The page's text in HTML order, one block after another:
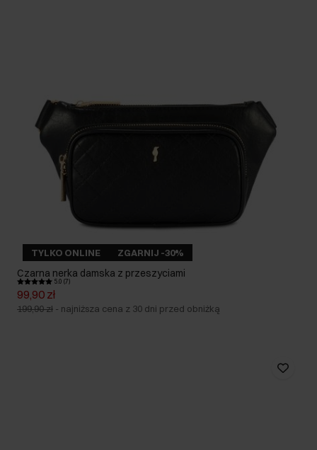
TYLKO ONLINE ZGARNIJ -30%
Czarna nerka damska z przeszyciami
5.0 (7)
99,90 zł
199,90 zł - najniższa cena z 30 dni przed obniżką